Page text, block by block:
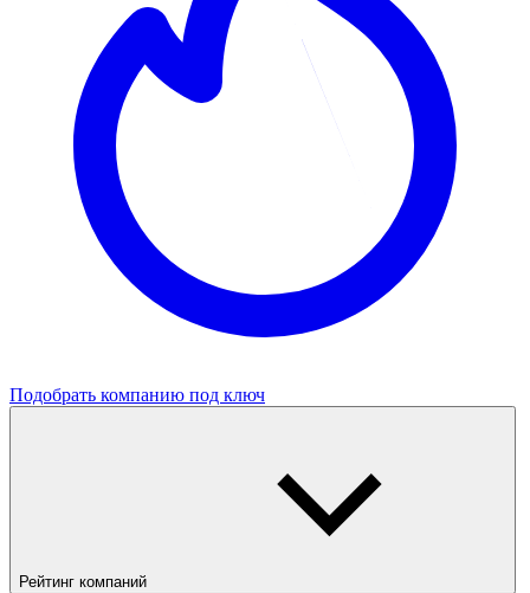
Подобрать компанию под ключ
Рейтинг компаний